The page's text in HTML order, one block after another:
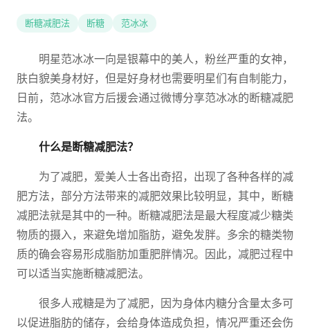
断糖减肥法 断糖 范冰冰
明星范冰冰一向是银幕中的美人，粉丝严重的女神，
肤白貌美身材好，但是好身材也需要明星们有自制能力，
日前，范冰冰官方后援会通过微博分享范冰冰的断糖减肥
法。
什么是断糖减肥法？
为了减肥，爱美人士各出奇招，出现了各种各样的减
肥方法，部分方法带来的减肥效果比较明显，其中，断糖
减肥法就是其中的一种。断糖减肥法是最大程度减少糖类
物质的摄入，来避免增加脂肪，避免发胖。多余的糖类物
质的确会容易形成脂肪加重肥胖情况。因此，减肥过程中
可以适当实施断糖减肥法。
很多人戒糖是为了减肥，因为身体内糖分含量太多可
以促进脂肪的储存，会给身体造成负担，情况严重还会伤